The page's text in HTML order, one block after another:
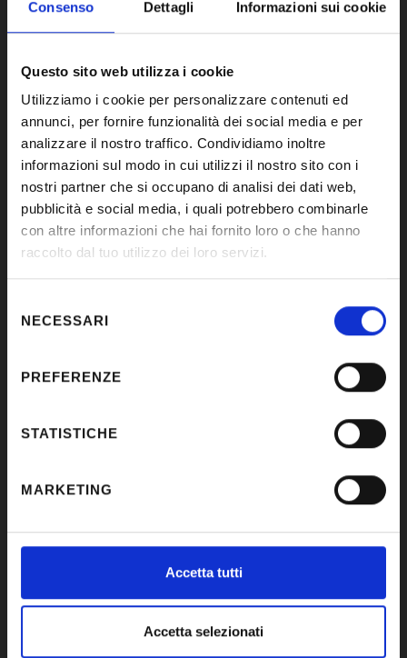
Consenso Dettagli Informazioni sui cookie
Questo sito web utilizza i cookie
Utilizziamo i cookie per personalizzare contenuti ed
annunci, per fornire funzionalità dei social media e per
analizzare il nostro traffico. Condividiamo inoltre
informazioni sul modo in cui utilizzi il nostro sito con i
nostri partner che si occupano di analisi dei dati web,
pubblicità e social media, i quali potrebbero combinarle
con altre informazioni che hai fornito loro o che hanno
raccolto dal tuo utilizzo dei loro servizi.
delNECESSARI
PREFERENZE
STATISTICHE
MARKETING
Accetta tutti
Accetta selezionati
MICROSOFT OFFICE
Per la gestione delle risorse e la
preparazione dei documenti d'ufficio.
REVIT
Utilizzato nella realizzazione di progetti
di architettura e MEP su piattaforma
BIM (Building Information Model).
illuminotecnica e ottimizzazione degli
completamente integrato in Autodesk-
Utilizzato per la preventivazione e la
contabilità dei lavori.
MICROSOFT